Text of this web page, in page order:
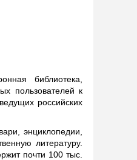
библиотека,
пользователей к
российских
энциклопедии,
литературу.
почти 100 тыс.